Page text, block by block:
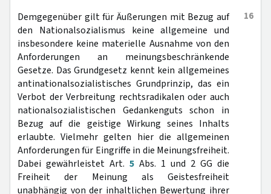
16
Demgegenüber gilt für Äußerungen mit Bezug auf
den Nationalsozialismus keine allgemeine und
insbesondere keine materielle Ausnahme von den
Anforderungen an meinungsbeschränkende
Gesetze. Das Grundgesetz kennt kein allgemeines
antinationalsozialistisches Grundprinzip, das ein
Verbot der Verbreitung rechtsradikalen oder auch
nationalsozialistischen Gedankenguts schon in
Bezug auf die geistige Wirkung seines Inhalts
erlaubte. Vielmehr gelten hier die allgemeinen
Anforderungen für Eingriffe in die Meinungsfreiheit.
Dabei gewährleistet Art. 5 Abs. 1 und 2 GG die
Freiheit der Meinung als Geistesfreiheit
unabhängig von der inhaltlichen Bewertung ihrer